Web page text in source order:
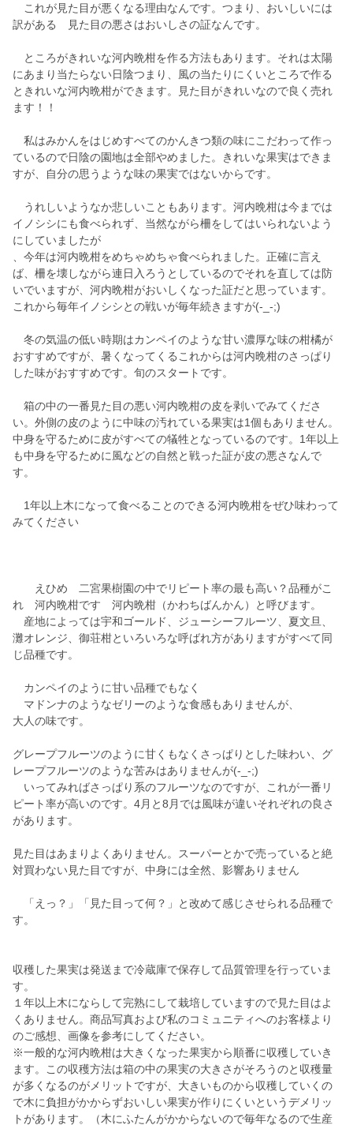
これが見た目が悪くなる理由なんです。つまり、おいしいには
訳がある 見た目の悪さはおいしさの証なんです。
ところがきれいな河内晩柑を作る方法もあります。それは太陽
にあまり当たらない日陰つまり、風の当たりにくいところで作る
ときれいな河内晩柑ができます。見た目がきれいなので良く売れ
ます！！
私はみかんをはじめすべてのかんきつ類の味にこだわって作っ
ているので日陰の園地は全部やめました。きれいな果実はできま
すが、自分の思うような味の果実ではないからです。
うれしいようなか悲しいこともあります。河内晩柑は今までは
イノシシにも食べられず、当然ながら柵をしてはいられないよう
にしていましたが
、今年は河内晩柑をめちゃめちゃ食べられました。正確に言え
ば、柵を壊しながら連日入ろうとしているのでそれを直しては防
いでいますが、河内晩柑がおいしくなった証だと思っています。
これから毎年イノシシとの戦いが毎年続きますが(-_-;)
冬の気温の低い時期はカンペイのような甘い濃厚な味の柑橘が
おすすめですが、暑くなってくるこれからは河内晩柑のさっぱり
した味がおすすめです。旬のスタートです。
箱の中の一番見た目の悪い河内晩柑の皮を剥いでみてくださ
い。外側の皮のように中味の汚れている果実は1個もありません。
中身を守るために皮がすべての犠牲となっているのです。1年以上
も中身を守るために風などの自然と戦った証が皮の悪さなんで
す。
1年以上木になって食べることのできる河内晩柑をぜひ味わって
みてください
えひめ 二宮果樹園の中でリピート率の最も高い？品種がこ
れ 河内晩柑です 河内晩柑（かわちばんかん）と呼びます。
産地によっては宇和ゴールド、ジューシーフルーツ、夏文旦、
灘オレンジ、御荘柑といろいろな呼ばれ方がありますがすべて同
じ品種です。
カンペイのように甘い品種でもなく
マドンナのようなゼリーのような食感もありませんが、
大人の味です。
グレープフルーツのように甘くもなくさっぱりとした味わい、グ
レープフルーツのような苦みはありませんが(-_-;)
いってみればさっぱり系のフルーツなのですが、これが一番リ
ピート率が高いのです。4月と8月では風味が違いそれぞれの良さ
があります。
見た目はあまりよくありません。スーパーとかで売っていると絶
対買わない見た目ですが、中身には全然、影響ありません
「えっ？」「見た目って何？」と改めて感じさせられる品種で
す。
収穫した果実は発送まで冷蔵庫で保存して品質管理を行っていま
す。
１年以上木にならして完熟にして栽培していますので見た目はよ
くありません。商品写真および私のコミュニティへのお客様より
のご感想、画像を参考にしてください。
※一般的な河内晩柑は大きくなった果実から順番に収穫していき
ます。この収穫方法は箱の中の果実の大きさがそろうのと収穫量
が多くなるのがメリットですが、大きいものから収穫していくの
で木に負担がかからずおいしい果実が作りにくいというデメリッ
トがあります。（木にふたんがかからないので毎年なるので生産